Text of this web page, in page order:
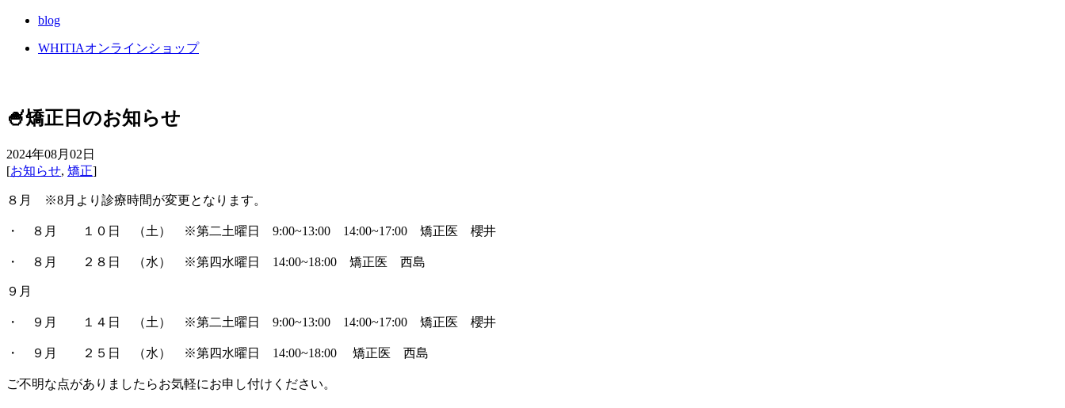
blog
WHITIAオンラインショップ
🍧矯正日のお知らせ
2024年08月02日
[お知らせ, 矯正]
８月 ※8月より診療時間が変更となります。
・ ８月 １０日 （土） ※第二土曜日 9:00~13:00 14:00~17:00 矯正医 櫻井
・ ８月 ２８日 （水） ※第四水曜日 14:00~18:00 矯正医 西島
９月
・ ９月 １４日 （土） ※第二土曜日 9:00~13:00 14:00~17:00 矯正医 櫻井
・ ９月 ２５日 （水） ※第四水曜日 14:00~18:00 矯正医 西島
ご不明な点がありましたらお気軽にお申し付けください。